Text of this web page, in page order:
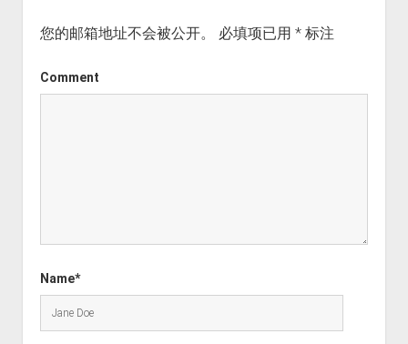
您的邮箱地址不会被公开。 必填项已用 *标注
Comment
Name*